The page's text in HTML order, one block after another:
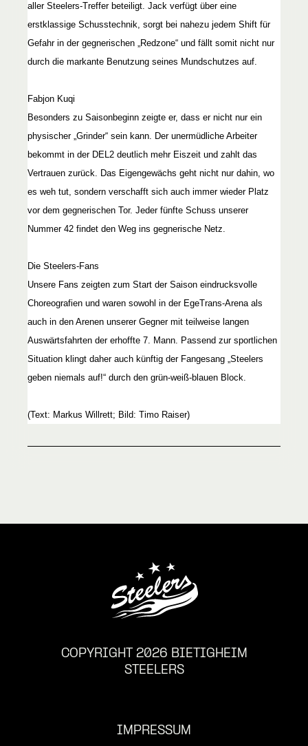
aller Steelers-Treffer beteiligt. Jack verfügt über eine
erstklassige Schusstechnik, sorgt bei nahezu jedem Shift für
Gefahr in der gegnerischen „Redzone“ und fällt somit nicht nur
durch die markante Benutzung seines Mundschutzes auf.
Fabjon Kuqi
Besonders zu Saisonbeginn zeigte er, dass er nicht nur ein
physischer „Grinder“ sein kann. Der unermüdliche Arbeiter
bekommt in der DEL2 deutlich mehr Eiszeit und zahlt das
Vertrauen zurück. Das Eigengewächs geht nicht nur dahin, wo
es weh tut, sondern verschafft sich auch immer wieder Platz
vor dem gegnerischen Tor. Jeder fünfte Schuss unserer
Nummer 42 findet den Weg ins gegnerische Netz.
Die Steelers-Fans
Unsere Fans zeigten zum Start der Saison eindrucksvolle
Choreografien und waren sowohl in der EgeTrans-Arena als
auch in den Arenen unserer Gegner mit teilweise langen
Auswärtsfahrten der erhoffte 7. Mann. Passend zur sportlichen
Situation klingt daher auch künftig der Fangesang „Steelers
geben niemals auf!“ durch den grün-weiß-blauen Block.
(Text: Markus Willrett; Bild: Timo Raiser)
COPYRIGHT 2026 BIETIGHEIM
STEELERS
IMPRESSUM